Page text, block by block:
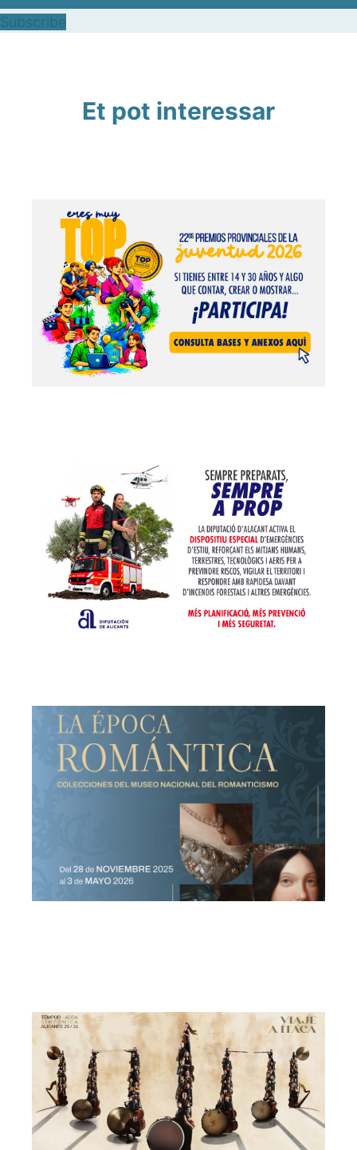
Et pot interessar